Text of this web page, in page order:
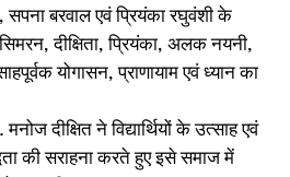
सपना बरवाल एवं प्रियंका रघुवंशी के
सिमरन, दीक्षिता, प्रियंका, अलक नयनी,
योगासन, प्राणायाम एवं ध्यान का
दीक्षित ने विद्यार्थियों के उत्साह एवं
की सराहना करते हुए इसे समाज में